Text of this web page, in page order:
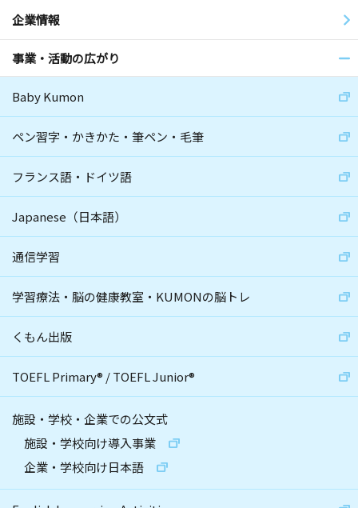
企業情報
事業・活動の広がり
Baby Kumon
ペン習字・かきかた・筆ペン・毛筆
フランス語・ドイツ語
Japanese（日本語）
通信学習
学習療法・脳の健康教室・KUMONの脳トレ
くもん出版
TOEFL Primary® /TOEFL Junior®
施設・学校・企業での公文式
施設・学校向け導入事業
企業・学校向け日本語